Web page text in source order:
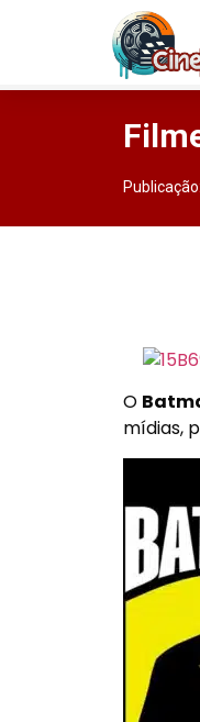
Publicação:
O
mídias,